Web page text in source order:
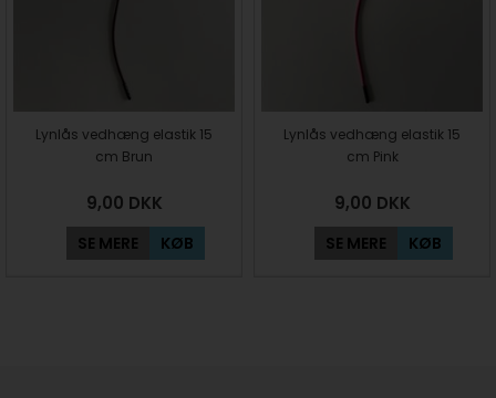
Lynlås vedhæng elastik 15
cm Brun
9,00 DKK
SE MERE KØB
Lynlås vedhæng elastik 15
cm Pink
9,00 DKK
SE MERE KØB